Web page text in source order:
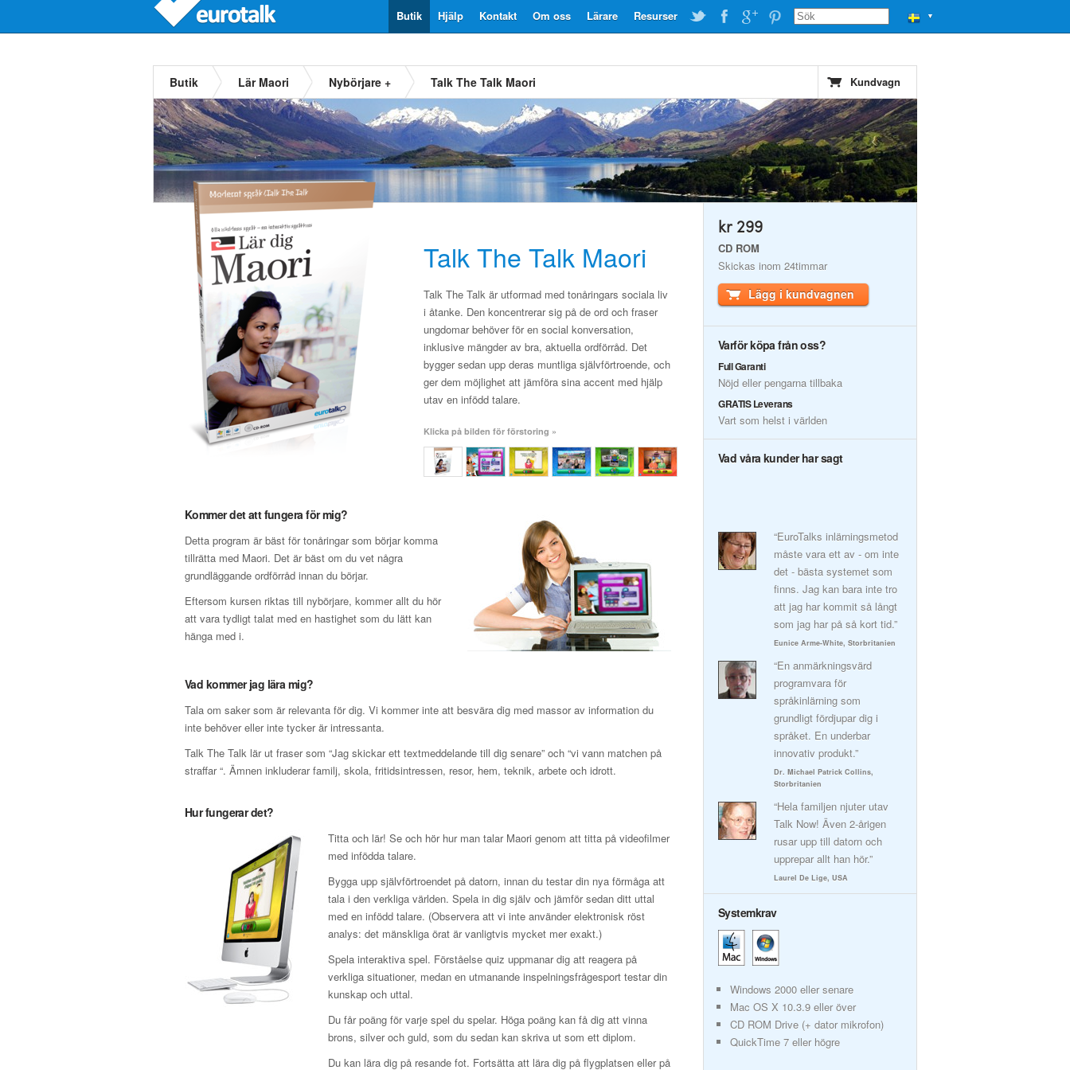
▼
Resurser
Lärare
Om oss
Kontakt
Hjälp
Butik
Butik Lär Maori Nybörjare + Talk The Talk Maori Kundvagn
Talk The Talk Maori
Talk The Talk är utformad med tonåringars sociala liv
i åtanke. Den koncentrerar sig på de ord och fraser
ungdomar behöver för en social konversation,
inklusive mängder av bra, aktuella ordförråd. Det
bygger sedan upp deras muntliga självförtroende, och
ger dem möjlighet att jämföra sina accent med hjälp
utav en infödd talare.
Klicka på bilden för förstoring »
Kommer det att fungera för mig?
Detta program är bäst för tonåringar som börjar komma
tillrätta med Maori. Det är bäst om du vet några
grundläggande ordförråd innan du börjar.
Eftersom kursen riktas till nybörjare, kommer allt du hör
att vara tydligt talat med en hastighet som du lätt kan
hänga med i.
Vad kommer jag lära mig?
Tala om saker som är relevanta för dig. Vi kommer inte att besvära dig med massor av information du
inte behöver eller inte tycker är intressanta.
Talk The Talk lär ut fraser som “Jag skickar ett textmeddelande till dig senare” och “vi vann matchen på
straffar “. Ämnen inkluderar familj, skola, fritidsintressen, resor, hem, teknik, arbete och idrott.
Hur fungerar det?
Titta och lär! Se och hör hur man talar Maori genom att titta på videofilmer
med infödda talare.
Bygga upp självförtroendet på datorn, innan du testar din nya förmåga att
tala i den verkliga världen. Spela in dig själv och jämför sedan ditt uttal
med en infödd talare. (Observera att vi inte använder elektronisk röst
analys: det mänskliga örat är vanligtvis mycket mer exakt.)
Spela interaktiva spel. Förståelse quiz uppmanar dig att reagera på
verkliga situationer, medan en utmanande inspelningsfrågesport testar din
kunskap och uttal.
Du får poäng för varje spel du spelar. Höga poäng kan få dig att vinna
brons, silver och guld, som du sedan kan skriva ut som ett diplom.
Du kan lära dig på resande fot. Fortsätta att lära dig på flygplatsen eller på
kr 299
CD ROM
Skickas inom 24timmar
Lägg i kundvagnen
Varför köpa från oss?
Full Garanti
Nöjd eller pengarna tillbaka
GRATIS Leverans
Vart som helst i världen
Vad våra kunder har sagt
“EuroTalks inlärningsmetod
måste vara ett av - om inte
det - bästa systemet som
finns. Jag kan bara inte tro
att jag har kommit så långt
som jag har på så kort tid.”
Eunice Arme-White, Storbritanien
“En anmärkningsvärd
programvara för
språkinlärning som
grundligt fördjupar dig i
språket. En underbar
innovativ produkt.”
Dr. Michael Patrick Collins,
Storbritanien
“Hela familjen njuter utav
Talk Now! Även 2-årigen
rusar upp till datorn och
upprepar allt han hör.”
Laurel De Lige, USA
Systemkrav
Windows 2000 eller senare
Mac OS X 10.3.9 eller över
CD ROM Drive (+ dator mikrofon)
QuickTime 7 eller högre